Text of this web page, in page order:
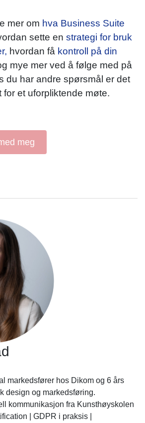
mer om hva Business Suite
sette en strategi for bruk
hvordan få kontroll på din
mye mer ved å følge med på
du har andre spørsmål er det
for et uforpliktende møte.
meg
markedsfører hos Dikom og 6 års
design og markedsføring.
kommunikasjon fra Kunsthøyskolen
| GDPR i praksis |